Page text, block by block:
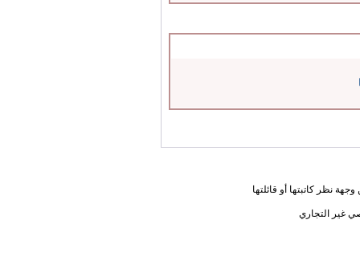
نظر كاتبتها أو قائلتها
غير التجاري